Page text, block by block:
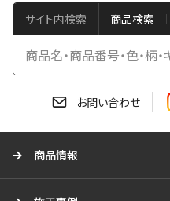
サイト内検索 商品検索
お問い合わせ
商品情報